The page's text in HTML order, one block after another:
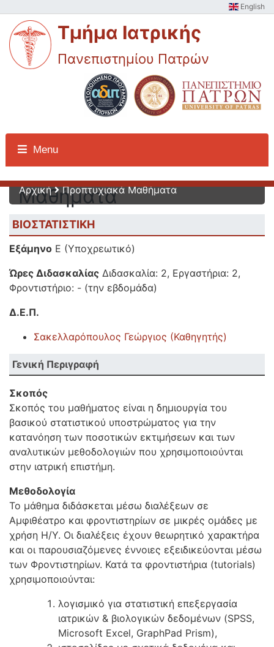
English
Τμήμα Ιατρικής
Πανεπιστημίου Πατρών
Menu
Προπτυχιακά
Μαθήματα
Αρχική Προπτυχιακά Μαθήματα
ΒΙΟΣΤΑΤΙΣΤΙΚΗ
Εξάμηνο Ε (Υποχρεωτικό)
Ώρες Διδασκαλίας Διδασκαλία: 2, Εργαστήρια: 2,
Φροντιστήριο: - (την εβδομάδα)
Δ.Ε.Π.
Σακελλαρόπουλος Γεώργιος (Καθηγητής)
Γενική Περιγραφή
Σκοπός
Σκοπός του μαθήματος είναι η δημιουργία του
βασικού στατιστικού υποστρώματος για την
κατανόηση των ποσοτικών εκτιμήσεων και των
αναλυτικών μεθοδολογιών που χρησιμοποιούνται
στην ιατρική επιστήμη.
Μεθοδολογία
Το μάθημα διδάσκεται μέσω διαλέξεων σε
Αμφιθέατρο και φροντιστηρίων σε μικρές ομάδες με
χρήση Η/Υ. Οι διαλέξεις έχουν θεωρητικό χαρακτήρα
και οι παρουσιαζόμενες έννοιες εξειδικεύονται μέσω
των Φροντιστηρίων. Κατά τα φροντιστήρια (tutorials)
χρησιμοποιούνται:
λογισμικό για στατιστική επεξεργασία
ιατρικών & βιολογικών δεδομένων (SPSS,
Microsoft Excel, GraphPad Prism),